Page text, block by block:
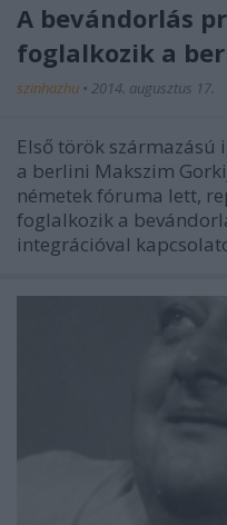
A bevándorlás
foglalkozik a
szinhazhu • 2014. augusztus 17.
Első török származású
a berlini Makszim
németek fóruma lett,
foglalkozik a
integrációval